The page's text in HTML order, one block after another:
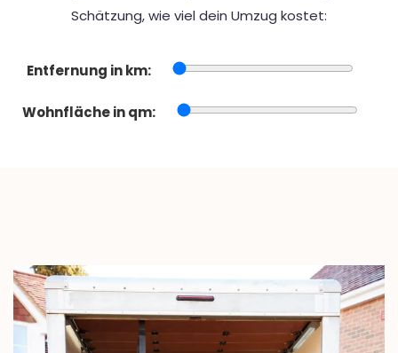
Schätzung, wie viel dein Umzug kostet:
Entfernung in km:
Wohnfläche in qm: